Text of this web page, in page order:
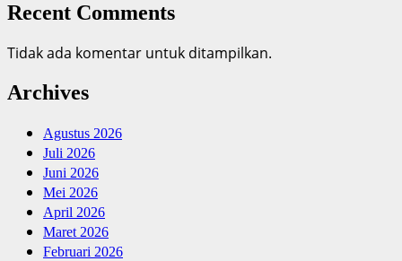
Recent Comments
Tidak ada komentar untuk ditampilkan.
Archives
Agustus 2026
Juli 2026
Juni 2026
Mei 2026
April 2026
Maret 2026
Februari 2026